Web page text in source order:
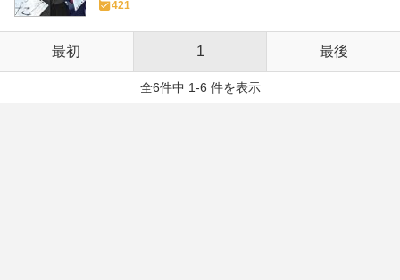
421
最初 1 最後
全6件中 1-6 件を表示